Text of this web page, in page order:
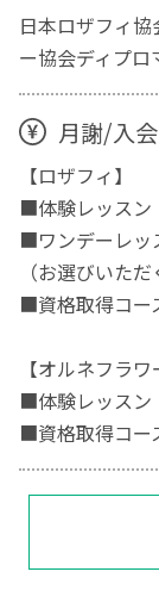
日本ロザフィ
ー協会ディプ
月謝/入
【ロザフィ】
■体験レッスン
■ワンデーレッ
（お選びいた
■資格取得コー
【オルネフラワ
■体験レッスン
■資格取得コー